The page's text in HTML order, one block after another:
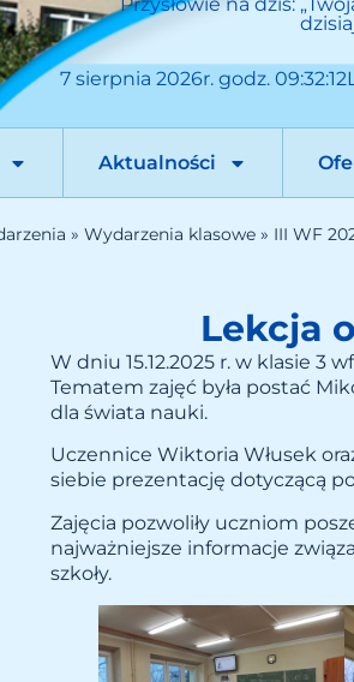
7 sierpnia 2026r. godz. 09:32:12
Aktualności
» Wydarzenia klasowe » III WF
Lekcja
W dniu 15.12.2025 r. w klasie 3
Tematem zajęć była postać
dla świata nauki.
Uczennice Wiktoria Włusek
siebie prezentację dotyczącą
Zajęcia pozwoliły uczniom
najważniejsze informacje
szkoły.